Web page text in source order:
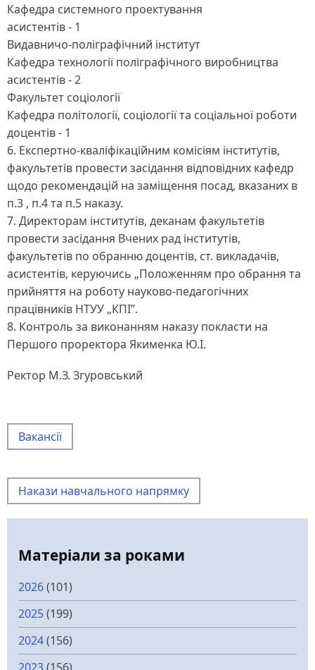
Кафедра системного проектування
асистентів - 1
Видавничо-поліграфічний інститут
Кафедра технології поліграфічного виробництва
асистентів - 2
Факультет соціології
Кафедра політології, соціології та соціальної роботи
доцентів - 1
6. Експертно-кваліфікаційним комісіям інститутів,
факультетів провести засідання відповідних кафедр
щодо рекомендацій на заміщення посад, вказаних в
п.3 , п.4 та п.5 наказу.
7. Директорам інститутів, деканам факультетів
провести засідання Вчених рад інститутів,
факультетів по обранню доцентів, ст. викладачів,
асистентів, керуючись „Положенням про обрання та
прийняття на роботу науково-педагогічних
працівників НТУУ „КПІ”.
8. Контроль за виконанням наказу покласти на
Першого проректора Якименка Ю.І.
Ректор М.З. Згуровський
Вакансії
Накази навчального напрямку
Матеріали за роками
2026(101)
2025(199)
2024(156)